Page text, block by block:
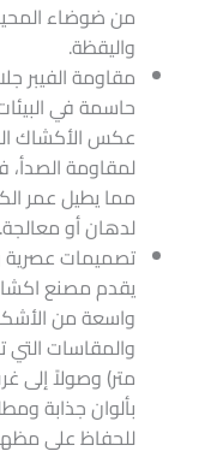
من ضوضاء
واليقظة.
مقاومة الفيبر
حاسمة في
عكس الأكشاك
لمقاومة الصدأ،
مما يطيل عمر
لدهان أو معالجة.
تصميمات عصرية
يقدم مصنع
واسعة من
متر) وصولاً إلى
بألوان جذابة
للحفاظ على